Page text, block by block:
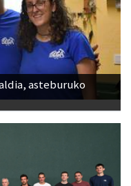
asteburuko